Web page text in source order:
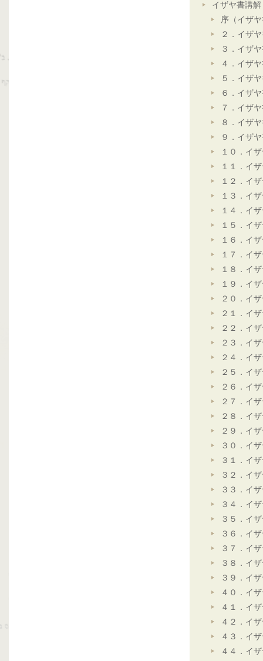
イザヤ書講解
序（イザ
２．イザ
３．イザ
４．イザ
５．イザ
６．イザ
７．イザ
８．イザ
９．イザ
１０．イ
１１．イ
１２．イ
１３．イ
１４．イ
１５．イ
１６．イ
１７．イ
１８．イ
１９．イ
２０．イ
２１．イ
２２．イ
２３．イ
２４．イ
２５．イ
２６．イ
２７．イ
２８．イ
２９．イ
３０．イ
３１．イ
３２．イ
３３．イ
３４．イ
３５．イ
３６．イ
３７．イ
３８．イ
３９．イ
４０．イ
４１．イ
４２．イ
４３．イ
４４．イ